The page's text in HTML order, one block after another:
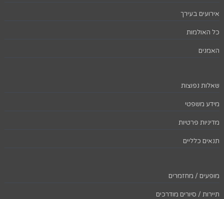
אירועים בעירך
כל האולמות
האמנים
שאלות נפוצות
מידע משפטי
מדיניות פרטיות
תנאים כלליים
מופעים / מחזמרים
תיירות / סיורים מודרכים